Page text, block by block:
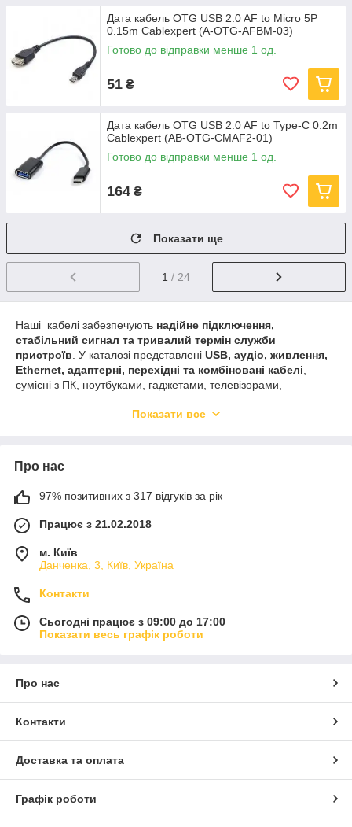
Дата кабель OTG USB 2.0 AF to Micro 5P
0.15m Cablexpert (A-OTG-AFBM-03)
Готово до відправки менше 1 од.
51 ₴
Дата кабель OTG USB 2.0 AF to Type-C 0.2m
Cablexpert (AB-OTG-CMAF2-01)
Готово до відправки менше 1 од.
164 ₴
Показати ще
1 / 24
Наші кабелі забезпечують надійне підключення,
стабільний сигнал та тривалий термін служби
пристроїв . У каталозі представлені USB, аудіо, живлення,
Ethernet, адаптерні, перехідні та комбіновані кабелі
сумісні з ПК, ноутбуками, гаджетами, телевізорами,
товари проходять контроль якості та гарантують
знайти оптимальний варіант для себе. Для зручності покупців
пропонуємо швидку доставку та можливість оплати при
отриманні. Купуючи у нас, ви отримуєте надійні кабелі для
будь-яких пристроїв за вигідною ціною.
Показати все
Про нас
97% позитивних з 317 відгуків за рік
Працює з 21.02.2018
м. Київ
Данченка, 3, Київ, Україна
Контакти
Сьогодні працює з 09:00 до 17:00
Показати весь графік роботи
Про нас
Контакти
Доставка та оплата
Графік роботи